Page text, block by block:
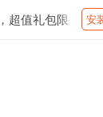
超值礼包限 安